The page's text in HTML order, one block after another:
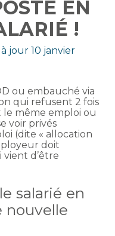
EN
!
à jour 10 janvier
ou embauché via
qui refusent 2 fois
le même emploi ou
voir privés
(dite « allocation
doit
d’être
salarié en
nouvelle